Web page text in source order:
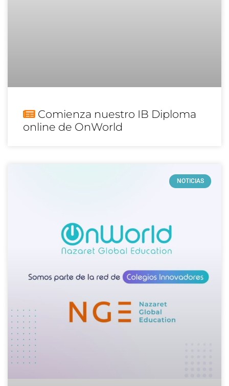
Comienza nuestro IB Diploma
online de OnWorld
NOTICIAS